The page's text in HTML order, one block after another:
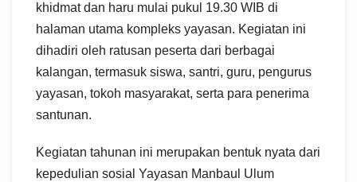
khidmat dan haru mulai pukul 19.30 WIB di
halaman utama kompleks yayasan. Kegiatan ini
dihadiri oleh ratusan peserta dari berbagai
kalangan, termasuk siswa, santri, guru, pengurus
yayasan, tokoh masyarakat, serta para penerima
santunan.
Kegiatan tahunan ini merupakan bentuk nyata dari
kepedulian sosial Yayasan Manbaul Ulum